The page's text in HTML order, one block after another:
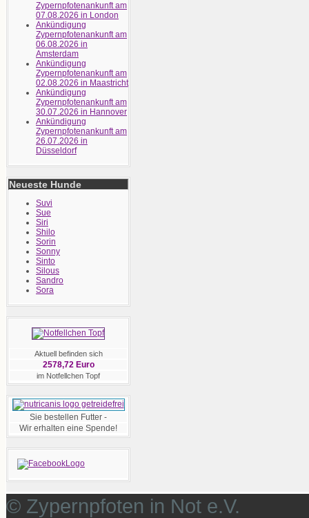
Zypernpfotenankunft am
07.08.2026 in London
Ankündigung
Zypernpfotenankunft am
06.08.2026 in
Amsterdam
Ankündigung
Zypernpfotenankunft am
02.08.2026 in Maastricht
Ankündigung
Zypernpfotenankunft am
30.07.2026 in Hannover
Ankündigung
Zypernpfotenankunft am
26.07.2026 in
Düsseldorf
Neueste Hunde
Suvi
Sue
Siri
Shilo
Sorin
Sonny
Sinto
Silous
Sandro
Sora
Aktuell befinden sich
2578,72 Euro
im Notfellchen Topf
Sie bestellen Futter -
Wir erhalten eine Spende!
© Zypernpfoten in Not e.V.